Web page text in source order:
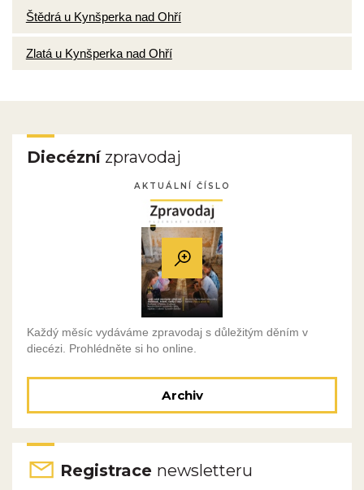
Štědrá u Kynšperka nad Ohří
Zlatá u Kynšperka nad Ohří
Diecéznízpravodaj
AKTUÁLNÍ ČÍSLO
Každý měsíc vydáváme zpravodaj s důležitým děním v
diecézi. Prohlédněte si ho online.
Archiv
Registrace newsletteru